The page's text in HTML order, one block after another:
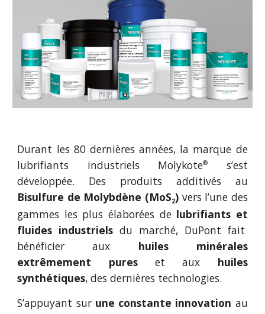
Durant les 80 dernières années, la marque de
lubrifiants industriels Molykote®
s’est
développée. Des produits additivés au
Bisulfure de Molybdène (MoS2) vers l’une des
gammes les plus élaborées de lubrifiants et
fluides industriels du marché, DuPont fait
bénéficier aux huiles minérales
extrêmement pureset aux huiles
synthétiques, des dernières technologies.
S’appuyant sur une constante innovation au